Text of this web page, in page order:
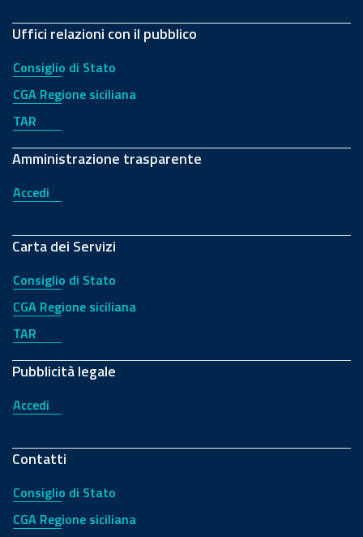
Uffici relazioni con il pubblico
Consiglio di Stato
CGA Regione siciliana
TAR
Amministrazione trasparente
Accedi
Carta dei Servizi
Consiglio di Stato
CGA Regione siciliana
TAR
Pubblicità legale
Accedi
Contatti
Consiglio di Stato
CGA Regione siciliana